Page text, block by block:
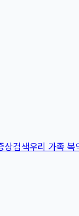
상검색우리 가족 복